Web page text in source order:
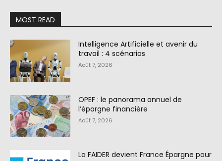
MOST READ
Intelligence Artificielle et avenir du
travail : 4 scénarios
Août 7, 2026
OPEF : le panorama annuel de
l’épargne financière
Août 7, 2026
La FAIDER devient France Épargne pour